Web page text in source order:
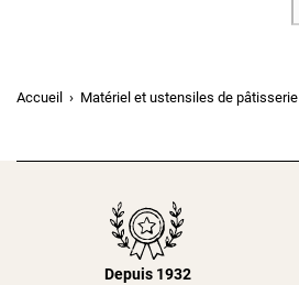
Accueil Matériel et ustensiles de pâtisserie
Depuis 1932